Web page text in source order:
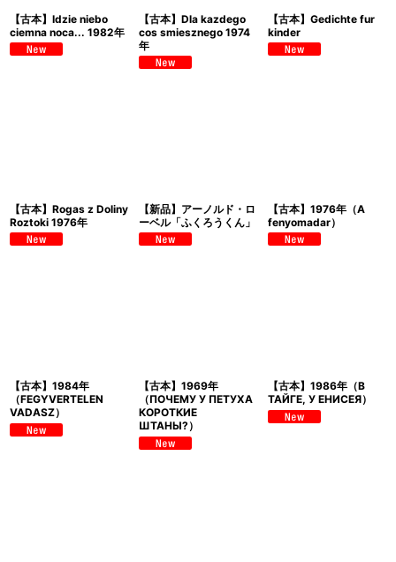
【古本】Idzie niebo
ciemna noca... 1982年
【古本】Dla kazdego
cos smiesznego 1974
年
【古本】Gedichte fur
kinder
【古本】Rogas z Doliny
Roztoki 1976年
【新品】アーノルド・ロ
ーベル「ふくろうくん」
【古本】1976年（A
fenyomadar）
【古本】1984年
（FEGYVERTELEN
VADASZ）
【古本】1969年
（ПОЧЕМУ У ПЕТУХА
КОРОТКИЕ
ШТАНЫ?）
【古本】1986年（В
ТАЙГЕ, У ЕНИСЕЯ）